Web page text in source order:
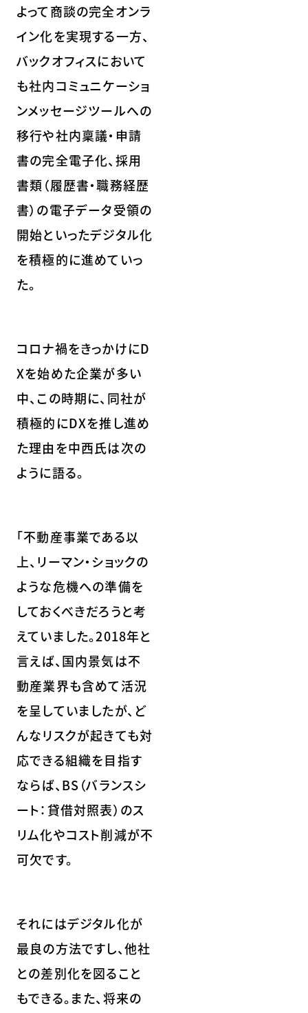
よって商談の完全オンラ
イン化を実現する一方、
バックオフィスにおいて
も社内コミュニケーショ
ンメッセージツールへの
移行や社内稟議・申請
書の完全電子化、採用
書類（履歴書・職務経歴
書）の電子データ受領の
開始といったデジタル化
を積極的に進めていっ
た。
コロナ禍をきっかけにD
Xを始めた企業が多い
中、この時期に、同社が
積極的にDXを推し進め
た理由を中西氏は次の
ように語る。
「不動産事業である以
上、リーマン・ショックの
ような危機への準備を
しておくべきだろうと考
えていました。2018年と
言えば、国内景気は不
動産業界も含めて活況
を呈していましたが、ど
んなリスクが起きても対
応できる組織を目指す
ならば、BS（バランスシ
ート：貸借対照表）のス
リム化やコスト削減が不
可欠です。
それにはデジタル化が
最良の方法ですし、他社
との差別化を図ること
もできる。また、将来の